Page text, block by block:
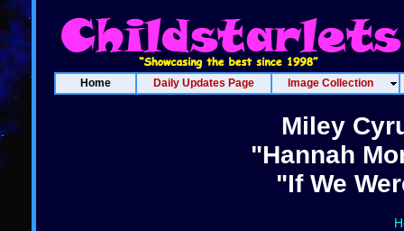
Home Daily Updates Page Image Collection
Miley
"Hannah
"If We